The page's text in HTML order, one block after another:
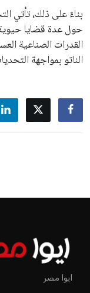
بناءً على ذلك، تأتي
حول عدة قضايا
القدرات الصناعية
الناتو بمواجهة
إنفانتينو
عمر إبراهيم منذ